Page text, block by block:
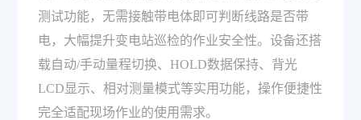
测试功能，无需接触带电体即可判断线路是否带
电，大幅提升变电站巡检的作业安全性。设备还搭
载自动/手动量程切换、HOLD数据保持、背光
LCD显示、相对测量模式等实用功能，操作便捷性
完全适配现场作业的使用需求。